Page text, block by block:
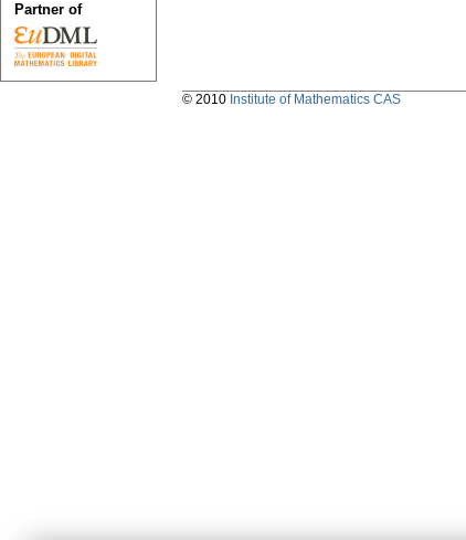
Partner of
© 2010 Institute of Mathematics CAS